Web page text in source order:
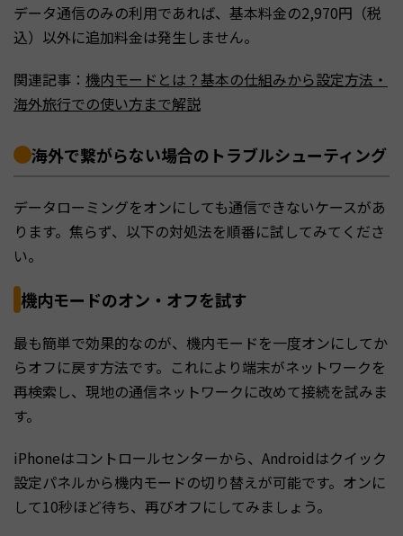
データ通信のみの利用であれば、基本料金の2,970円（税
込）以外に追加料金は発生しません。
関連記事： 機内モードとは？基本の仕組みから設定方法・
海外旅行での使い方まで解説
海外で繋がらない場合のトラブルシューティング
データローミングをオンにしても通信できないケースがあ
ります。焦らず、以下の対処法を順番に試してみてくださ
い。
機内モードのオン・オフを試す
最も簡単で効果的なのが、機内モードを一度オンにしてか
らオフに戻す方法です。これにより端末がネットワークを
再検索し、現地の通信ネットワークに改めて接続を試みま
す。
iPhoneはコントロールセンターから、Androidはクイック
設定パネルから機内モードの切り替えが可能です。オンに
して10秒ほど待ち、再びオフにしてみましょう。